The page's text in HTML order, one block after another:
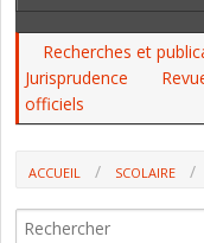
Recherches et
Jurisprudence
officiels
ACCUEIL SCOLAIRE
RENCONTRÉ" (SNALC)